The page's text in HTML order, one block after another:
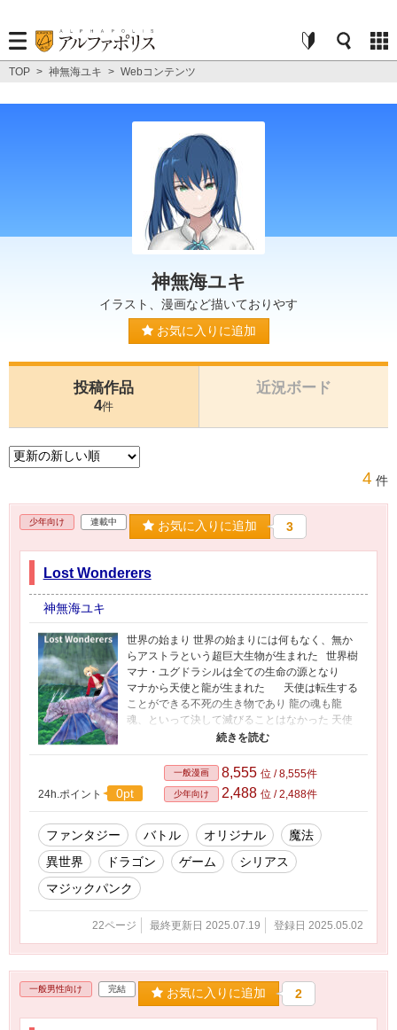
TOP > 神無海ユキ > Webコンテンツ
神無海ユキ
イラスト、漫画など描いておりやす
お気に入りに追加
投稿作品
4件
近況ボード
4 件
少年向け 連載中 お気に入りに追加 3
Lost Wonderers
神無海ユキ
世界の始まり 世界の始まりには何もなく、無か
らアストラという超巨大生物が生まれた 世界樹
マナ・ユグドラシルは全ての生命の源となり
マナから天使と龍が生まれた 天使は転生する
ことができる不死の生き物であり 龍の魂も龍
魂、といって決して滅びることはなかった 天使
は空の世界に住み、龍は大地と海に住み互いに
ーシファ）が大地に舞い降りて、龍と子供を作
った それが「龍神」 天使よりも強大な魔力を
持ち、龍よりも強大な力を持つ しかし龍神は不
死ではなく、死すべき運命を持って生まれた
龍神戦争 龍神はその死すべき運命を憎み、
封印術という魔法（マギア）を発明し、天使と
龍へ戦いを挑んだ 龍神は天使たちを自らの武器
へと転生させて封印し、封印武器を作った。
封印武器によって龍たちの魂を肉体から切り離
し龍魂石へ封印した これがこの世の初めての
戦争、龍神戦争と言われている 龍神は龍魂石を
使って全ての生き物を生み出し、やがて老衰し
て死んだ・・・ 大戦争時代 龍神とい
う神を失った世界は絶え間ない覇権争いが起こ
った 生み出された生き物はやがて７種族の大き
な族（クラン）へと別れて互いに戦争をするこ
とになった 延々と覇権争いの戦争が続いた戦乱
24h.ポイント 0pt
一般漫画 8,555 位 / 8,555件
少年向け 2,488 位 / 2,488件
ファンタジー バトル オリジナル
魔法
異世界
ドラゴン ゲーム
シリアス
マジックパンク
22ページ 最終更新日 2025.07.19 登録日 2025.05.02
一般男性向け 完結 お気に入りに追加 2